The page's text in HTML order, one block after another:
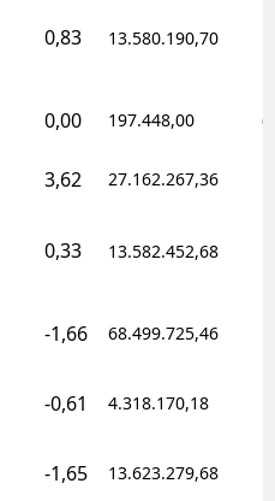
0,83 13.580.190,70
0,00 197.448,00
3,62 27.162.267,36
0,33 13.582.452,68
-1,66 68.499.725,46
-0,61 4.318.170,18
-1,65 13.623.279,68